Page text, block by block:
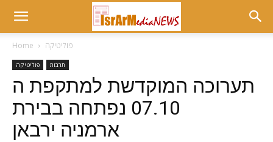
Home פוליטיקה
פוליטיקה תרבות
תערוכה המוקדשת למתקפת ה
07.10 נפתחה בבירת
ארמניה ירבאן